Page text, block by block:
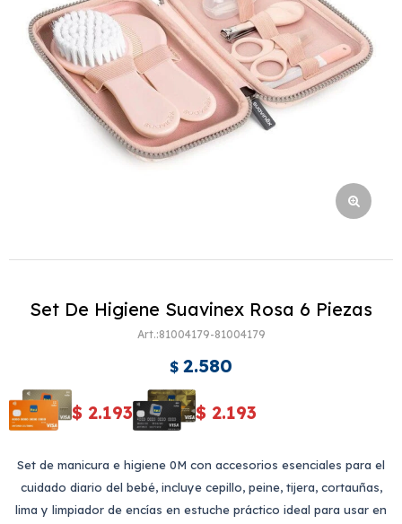
Set De Higiene Suavinex Rosa 6 Piezas
81004179-81004179
$ 2.580
$ 2.193 $ 2.193
Set de manicura e higiene 0M con accesorios esenciales para el
cuidado diario del bebé, incluye cepillo, peine, tijera, cortauñas,
lima y limpiador de encías en estuche práctico ideal para usar en